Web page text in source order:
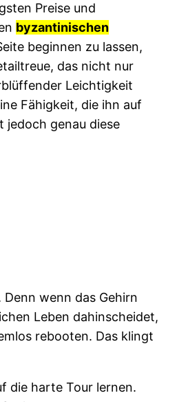
Preise und
byzantinischen
beginnen zu lassen,
das nicht nur
Leichtigkeit
Fähigkeit, die ihn auf
jedoch genau diese
wenn das Gehirn
Leben dahinscheidet,
rebooten. Das klingt
die harte Tour lernen.